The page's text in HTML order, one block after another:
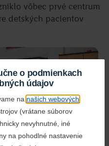
o podmienkach
údajov
na našich webových
(vrátane súborov
nevyhnutné, iné
na pohodlné nastavenie
vôbec prvé centrum
detských pacientov